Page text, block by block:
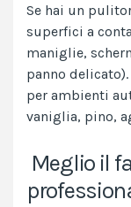
Se hai un
superfici a
maniglie,
panno
per ambienti
vaniglia, pino,
Meglio il